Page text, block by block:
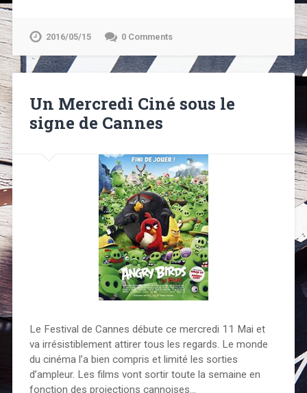
2016/05/15 0 Comments
Un Mercredi Ciné sous le
signe de Cannes
Le Festival de Cannes débute ce mercredi 11 Mai et
va irrésistiblement attirer tous les regards. Le monde
du cinéma l’a bien compris et limité les sorties
d’ampleur. Les films vont sortir toute la semaine en
fonction des projections cannoises…